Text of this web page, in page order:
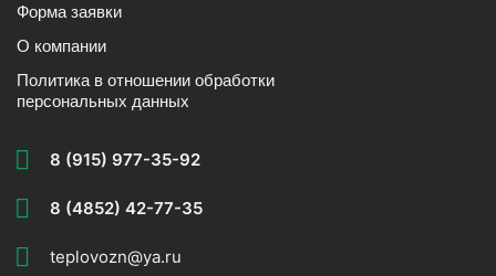
Форма заявки
О компании
Политика в отношении обработки
персональных данных
8 (915) 977-35-92
8 (4852) 42-77-35
teplovozn@ya.ru